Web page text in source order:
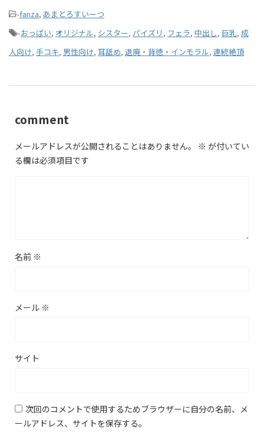
-fanza, あまとろすいーつ
-おっぱい, オリジナル, シスター, パイズリ , フェラ, 中出し, 巨乳, 成
人向け, 手コキ, 男性向け, 耳舐め, 退廃・背徳・インモラル, 連続絶頂
comment
メールアドレスが公開されることはありません。 ※ が付いてい
る欄は必須項目です
名前 ※
メール ※
サイト
次回のコメントで使用するためブラウザーに自分の名前、メ
ールアドレス、サイトを保存する。